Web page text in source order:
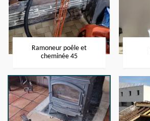
Ramoneur poêle et
cheminée 45